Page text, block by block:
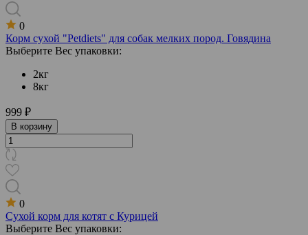
0
Корм сухой "Petdiets" для собак мелких пород. Говядина
Выберите Вес упаковки:
2кг
8кг
999 ₽
В корзину
0
Сухой корм для котят с Курицей
Выберите Вес упаковки: